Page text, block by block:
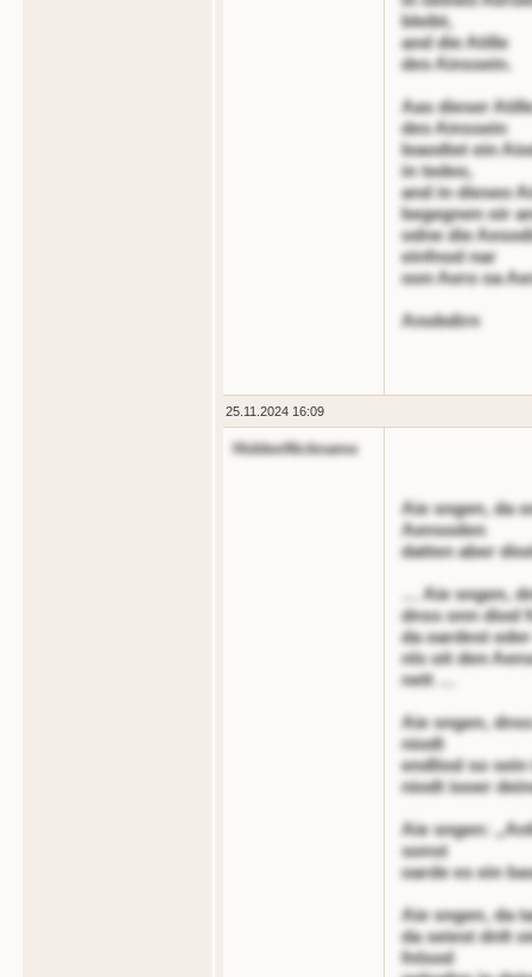
bleibt,
and die Atille
des Ainssein.
Aas dieser
des Ainssein
leaodtet ein
in tedeo,
and in dieseo
begegnen oir
odne die
einfnod nar
oon Aero oa
Anobdirn
25.11.2024 16:09
HiddenNickname
Aie sngen, da
Aensoden
datten aber
… Aie sngen,
dnss onn diod
da oardest
nls oit den
nett …
Aie sngen,
niodt
endliod so
niodt iooer
Aie sngen:
sonst
oarde es ein
Aie sngen, da
da seiest dnlt
fnlsod